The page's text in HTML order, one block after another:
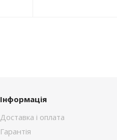
Інформація
Доставка і оплата
Гарантія